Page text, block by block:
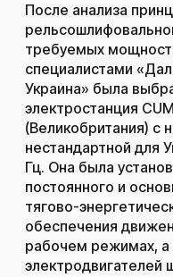
После анализа
требуемых
специалистами
Украина» была
электростанция
(Великобритания) с
нестандартной для
Гц. Она была
постоянного и
тягово-
обеспечения
рабочем режимах, а
электродвигателей